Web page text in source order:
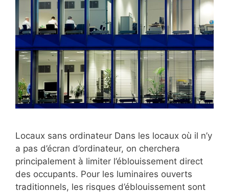
Locaux sans ordinateur Dans les locaux où il n’y
a pas d’écran d’ordinateur, on cherchera
principalement à limiter l’éblouissement direct
des occupants. Pour les luminaires ouverts
traditionnels, les risques d’éblouissement sont